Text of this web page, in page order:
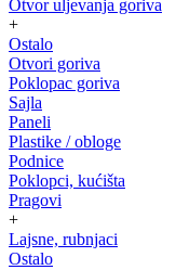
Otvor uljevanja goriva
+
Ostalo
Otvori goriva
Poklopac goriva
Sajla
Paneli
Plastike / obloge
Podnice
Poklopci, kućišta
Pragovi
+
Lajsne, rubnjaci
Ostalo